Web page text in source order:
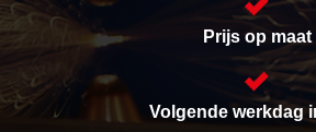
Prijs op maat
Volgende werkdag